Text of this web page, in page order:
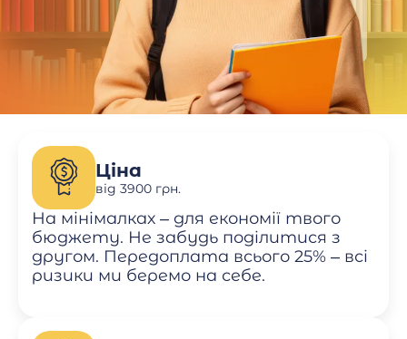
Ціна
від 3900 грн.
На мінімалках – для економії твого
бюджету. Не забудь поділитися з
другом. Передоплата всього 25% – всі
ризики ми беремо на себе.